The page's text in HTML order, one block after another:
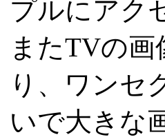
プルにアク
またTVの
り、ワンセ
いで大きな